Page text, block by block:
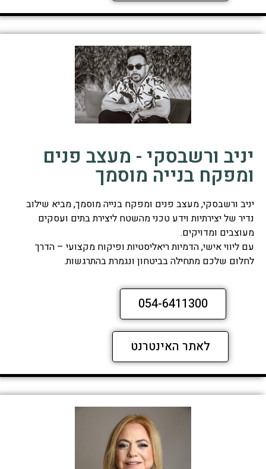
יניב ורשבסקי - מעצב פנים
ומפקח בנייה מוסמך
יניב ורשבסקי, מעצב פנים ומפקח בנייה מוסמך, מביא שילוב
נדיר של יצירתיות וידע טכני מהשטח ליצירת בתים ועסקים
מעוצבים ומדויקים.
עם ליווי אישי, הדמיות ריאליסטיות ופיקוח מקצועי – הדרך
לחלום שלכם מתחילה בביטחון ונגמרת בהתרגשות.
054-6411300
לאתר האינטרנט